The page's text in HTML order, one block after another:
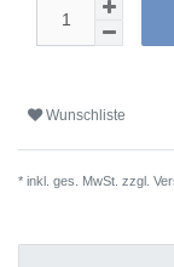
Wunschliste
* inkl. ges. MwSt. zzgl.